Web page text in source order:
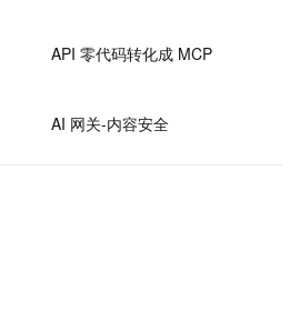
API 零代码转化成 MCP
AI 网关-内容安全